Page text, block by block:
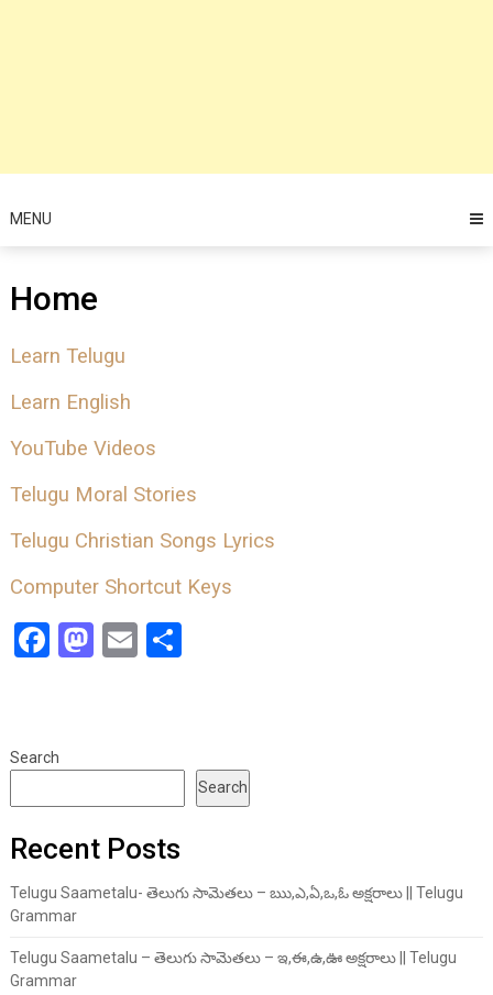
MENU
Home
Learn Telugu
Learn English
YouTube Videos
Telugu Moral Stories
Telugu Christian Songs Lyrics
Computer Shortcut Keys
Facebook
Mastodon
EmailShare
Search
Search
Recent Posts
Telugu Saametalu- తెలుగు సామెతలు – ఋ,ఎ,ఏ,ఒ,ఓ అక్షరాలు || Telugu
Grammar
Telugu Saametalu – తెలుగు సామెతలు – ఇ,ఈ,ఉ,ఊ అక్షరాలు || Telugu
Grammar